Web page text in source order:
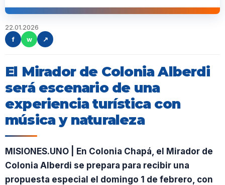
22.01.2026
f
w ↗
El Mirador de Colonia Alberdi
será escenario de una
experiencia turística con
música y naturaleza
MISIONES.UNO | En Colonia Chapá, el Mirador de
Colonia Alberdi se prepara para recibir una
propuesta especial el domingo 1 de febrero, con